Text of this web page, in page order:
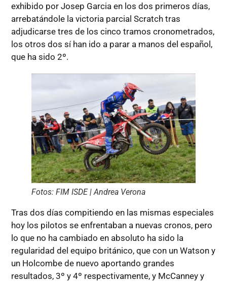
exhibido por Josep Garcia en los dos primeros días,
arrebatándole la victoria parcial Scratch tras
adjudicarse tres de los cinco tramos cronometrados,
los otros dos sí han ido a parar a manos del español,
que ha sido 2º.
Fotos: FIM ISDE | Andrea Verona
Tras dos días compitiendo en las mismas especiales
hoy los pilotos se enfrentaban a nuevas cronos, pero
lo que no ha cambiado en absoluto ha sido la
regularidad del equipo británico, que con un Watson y
un Holcombe de nuevo aportando grandes
resultados, 3º y 4º respectivamente, y McCanney y